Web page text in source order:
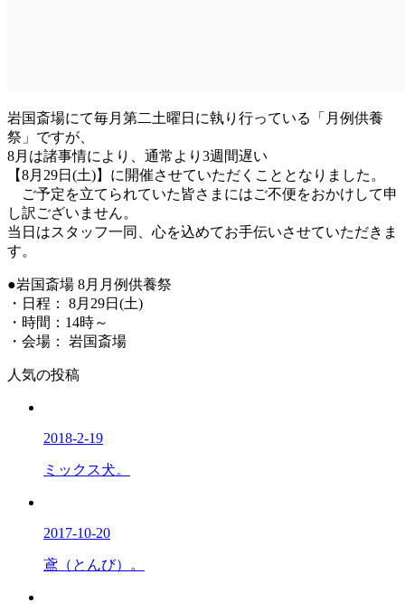
岩国斎場にて毎月第二土曜日に執り行っている「月例供養
祭」ですが、
8月は諸事情により、通常より3週間遅い
【8月29日(土)】に開催させていただくこととなりました。
ご予定を立てられていた皆さまにはご不便をおかけして申
し訳ございません。
当日はスタッフ一同、心を込めてお手伝いさせていただきま
す。
●岩国斎場 8月月例供養祭
・日程： 8月29日(土)
・時間：14時～
・会場： 岩国斎場
人気の投稿
2018-2-19
ミックス犬。
2017-10-20
鳶（とんび）。